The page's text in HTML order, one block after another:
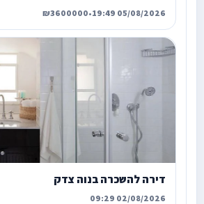
05/08/2026 19:49
•
₪3600000
דירה להשכרה בנוה צדק
02/08/2026 09:29